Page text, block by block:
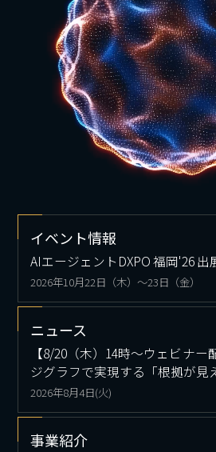
イベント情報
AIエージェントDXPO 福岡'26 出
2026年10⽉22日（木）～23日（金）
ニュース
【8/20（木）14時～ウェビナ
ジグラフで実現する「根拠が見
2026年8月4日(火)
事業紹介